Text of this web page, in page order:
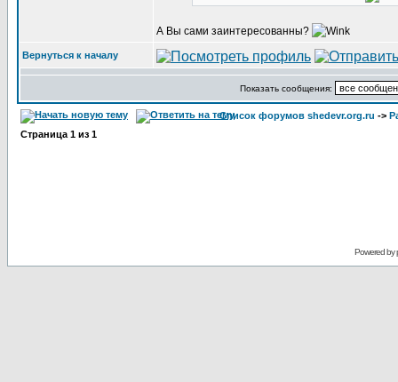
А Вы сами заинтересованны?
Вернуться к началу
Показать сообщения:
Список форумов shedevr.org.ru ->
Страница 1 из 1
Powered by